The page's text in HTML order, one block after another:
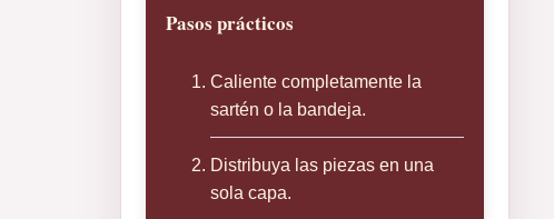
Pasos prácticos
Caliente completamente la
sartén o la bandeja.
Distribuya las piezas en una
sola capa.